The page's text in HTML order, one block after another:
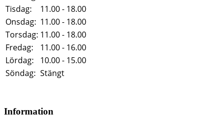
Tisdag:
11.00 - 18.00
Onsdag: 11.00 - 18.00
Torsdag: 11.00 - 18.00
Fredag:
11.00 - 16.00
Lördag:
10.00 - 15.00
Söndag: Stängt
Information